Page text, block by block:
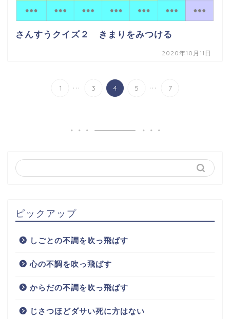
さんすうクイズ２ きまりをみつける
2020年10月11日
1 ... 3 4 5 ... 7
ピックアップ
しごとの不調を吹っ飛ばす
心の不調を吹っ飛ばす
からだの不調を吹っ飛ばす
じさつほどダサい死に方はない